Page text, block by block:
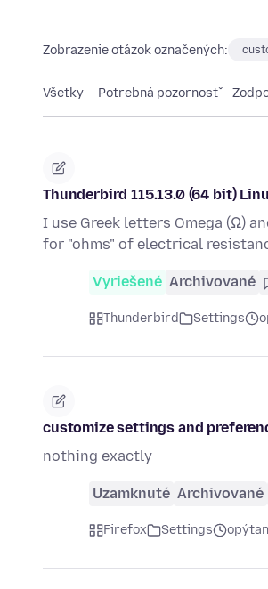
Zobrazenie otázok označených:
Všetky Potrebná pozornosť
Thunderbird 115.13.0 (64 bit)
I use Greek letters Omega (Ω)
for "ohms" of electrical
Vyriešené Archivované
Thunderbird Settings
customize settings and
nothing exactly
Uzamknuté Archivované
Firefox Settings